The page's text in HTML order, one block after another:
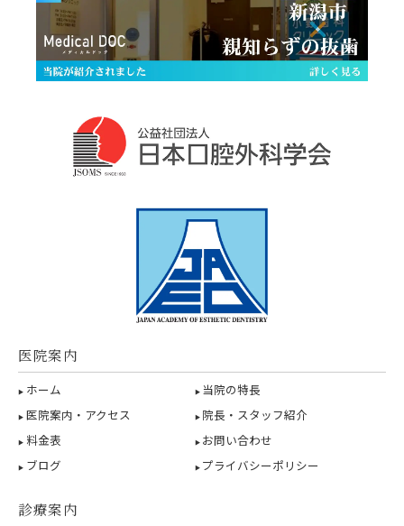
医院案内
ホーム
当院の特長
医院案内・アクセス
院長・スタッフ紹介
料金表
お問い合わせ
ブログ
プライバシーポリシー
診療案内